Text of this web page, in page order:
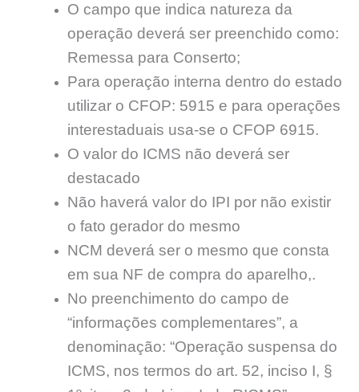
O campo que indica natureza da
operação deverá ser preenchido como:
Remessa para Conserto;
Para operação interna dentro do estado
utilizar o CFOP: 5915 e para operações
interestaduais usa-se o CFOP 6915.
O valor do ICMS não deverá ser
destacado
Não haverá valor do IPI por não existir
o fato gerador do mesmo
NCM deverá ser o mesmo que consta
em sua NF de compra do aparelho,.
No preenchimento do campo de
“informações complementares”, a
denominação: “Operação suspensa do
ICMS, nos termos do art. 52, inciso I, §